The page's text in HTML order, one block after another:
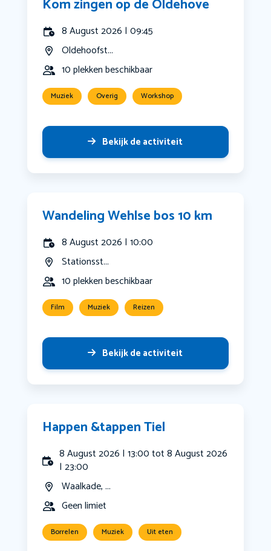
Kom zingen op de Oldehove
8 August 2026 | 09:45
Oldehoofst...
10 plekken beschikbaar
Muziek Overig Workshop
Bekijk de activiteit
Wandeling Wehlse bos 10 km
8 August 2026 | 10:00
Stationsst...
10 plekken beschikbaar
Film Muziek Reizen
Bekijk de activiteit
Happen &tappen Tiel
8 August 2026 | 13:00 tot 8 August 2026
| 23:00
Waalkade, ...
Geen limiet
Borrelen Muziek Uit eten